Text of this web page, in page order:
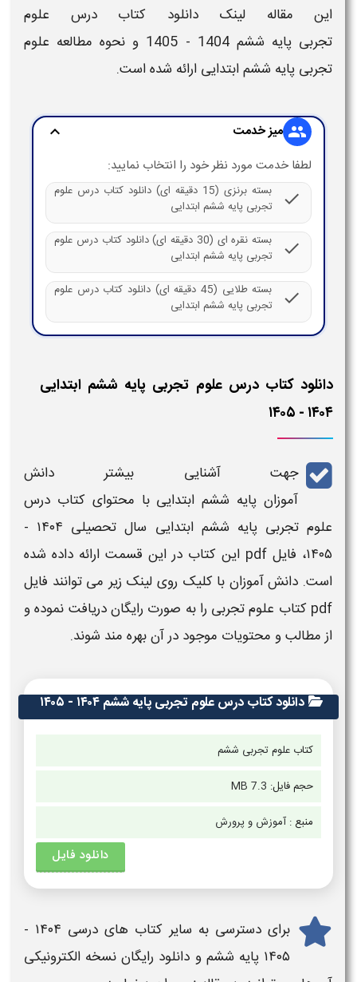
این مقاله لینک دانلود کتاب درس علوم
تجربیپایه ششم1404 - 1405 و نحوه مطالعه علوم
تجربی پایه ششمابتدایی ارائه شده است.
group میز خدمت expand_more
لطفا خدمت مورد نظر خود را انتخاب نمایید:
check
بسته برنزی (15 دقیقه ای) دانلود کتاب درس علوم
تجربی پایه ششم ابتدایی
check
بسته نقره ای (30 دقیقه ای) دانلود کتاب درس علوم
تجربی پایه ششم ابتدایی
check
بسته طلایی (45 دقیقه ای) دانلود کتاب درس علوم
تجربی پایه ششم ابتدایی
دانلود کتاب درس علوم تجربی ​​پایه ششم ابتدایی
۱۴۰۴ - ۱۴۰۵
جهت آشنایی بیشتر دانش
آموزانپایه ششم ابتداییبا محتوای کتاب درس
علوم تجربی ​​پایه ششمابتدایی سال تحصیلی
۱۴۰۴ -
۱۴۰۵، فایل pdf این کتاب در این قسمت ارائه داده شده
است. دانش آموزان با کلیک روی لینک زیر می توانند فایل
pdf کتاب
علوم تجربی ​ را به صورت رایگاندریافت نموده و
از مطالب و محتویات موجود در آن بهره مند شوند.
دانلود کتاب درس علوم تجربی پایه ششم ۱۴۰۴ - ۱۴۰۵
کتاب علوم تجربی ششم
حجم فایل: 7.3 MB
منبع : آموزش و پرورش
دانلود فایل
برای دسترسی به سایر کتاب های درسی
۱۴۰۴ -
۱۴۰۵ پایه ششمو دانلود رایگان نسخه الکترونیکی